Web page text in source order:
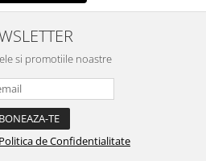
si promotiile noastre
Politica de Confidentialitate